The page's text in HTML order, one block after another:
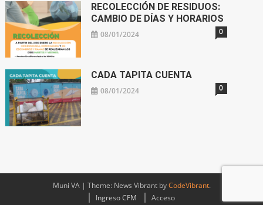
RECOLECCIÓN DE RESIDUOS:
CAMBIO DE DÍAS Y HORARIOS
08/01/2024 0
CADA TAPITA CUENTA
08/01/2024 0
Muni VA | Theme: News Vibrant byCodeVibrant.
Ingreso CFM
Acceso